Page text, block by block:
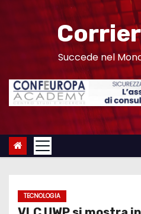
n
Succede nel
TECNOLOGIA